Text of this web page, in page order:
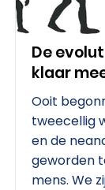
De
klaar
Ooit
tweecellig
en de
geworden
mens. We